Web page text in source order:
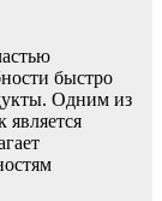
быстро
Одним из